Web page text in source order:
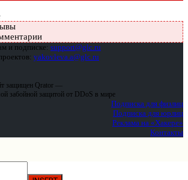
и подписке: support@glc.ru
yakovleva.a@glc.ru
защищен Qrator —
забойной защитой от DDoS в мире
Подписка для физлиц
Подписка для юрлиц
Реклама на «Хакере»
Контакты